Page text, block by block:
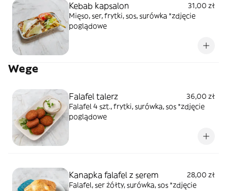
Kebab kapsalon
31,00 zł
Mięso, ser, frytki, sos, surówka *zdjęcie
poglądowe
Wege
Falafel talerz
36,00 zł
Falafel 4 szt., frytki, surówka, sos *zdjęcie
poglądowe
Kanapka falafel z serem
28,00 zł
Falafel, ser żółty, surówka, sos *zdjęcie